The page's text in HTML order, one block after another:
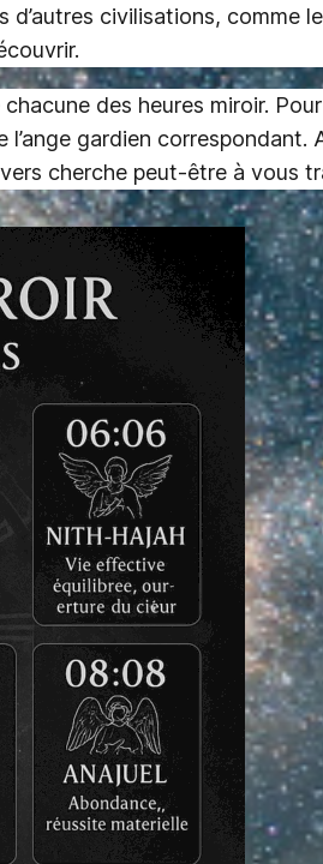
civilisations, comme
des heures miroir.
gardien
cherche peut-être à vous